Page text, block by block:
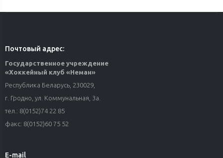
Почтовый адрес:
Государственное учреждение
«Хоккейный клуб «Неман»
Республика Беларусь, 230029,
г. Гродно, ул. Коммунальная, 3а.
тел.: 8(0152)74 22 85
факс: 8(0152)60 75 52
E-mail